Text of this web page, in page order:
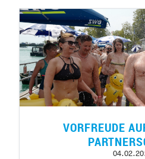
VORFREUDE